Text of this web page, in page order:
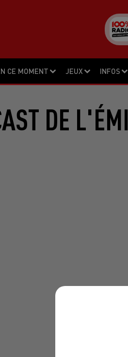
CE MOMENT JEUX INFOS
DE